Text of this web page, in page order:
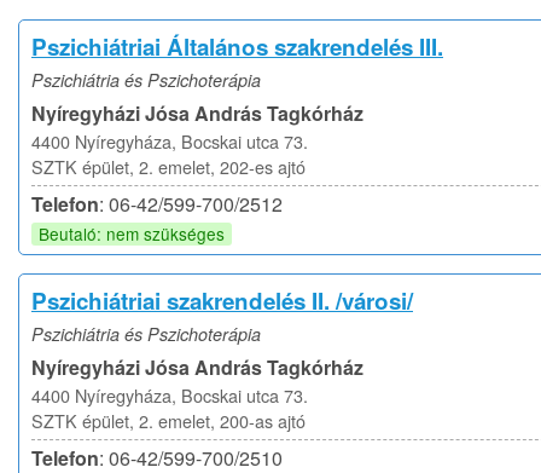
Pszichiátriai Általános szakrendelés III.
Pszichiátria és Pszichoterápia
Nyíregyházi Jósa András Tagkórház
4400 Nyíregyháza, Bocskai utca 73.
SZTK épület, 2. emelet, 202-es ajtó
Telefon: 06-42/599-700/2512
Beutaló: nem szükséges
Pszichiátriai szakrendelés II. /városi/
Pszichiátria és Pszichoterápia
Nyíregyházi Jósa András Tagkórház
4400 Nyíregyháza, Bocskai utca 73.
SZTK épület, 2. emelet, 200-as ajtó
Telefon: 06-42/599-700/2510